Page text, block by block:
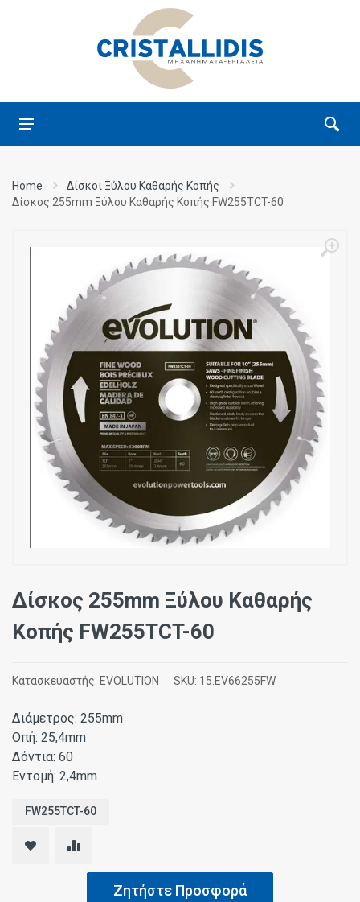
Home
Δίσκοι Ξύλου Καθαρής Κοπής
Δίσκος 255mm Ξύλου Καθαρής Κοπής FW255TCT-60
Δίσκος 255mm Ξύλου Καθαρής
Κοπής FW255TCT-60
Κατασκευαστής: EVOLUTION SKU: 15.EV66255FW
Διάμετρος: 255mm
Οπή: 25,4mm
Δόντια: 60
Εντομή: 2,4mm
FW255TCT-60
Ζητήστε Προσφορά